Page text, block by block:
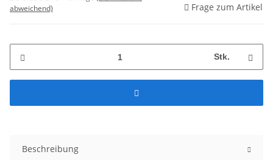
abweichend)
Frage zum Artikel
Stk.
Beschreibung